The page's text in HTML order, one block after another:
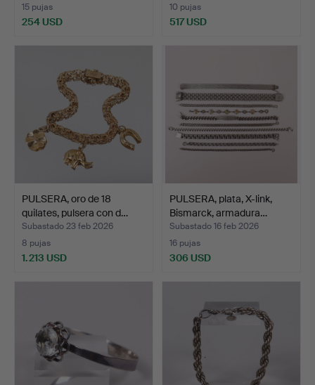
15 pujas
254 USD
10 pujas
517 USD
PULSERA, oro de 18
quilates, pulsera con d…
Subastado 23 feb 2026
8 pujas
1.213 USD
PULSERA, plata, X-link,
Bismarck, armadura…
Subastado 16 feb 2026
16 pujas
306 USD